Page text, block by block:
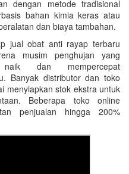
dengan metode tradisional
bahan kimia keras atau
dan biaya tambahan.
jual obat anti rayap terbaru
musim penghujan yang
naik dan mempercepat
Banyak distributor dan toko
menyiapkan stok ekstra untuk
Beberapa toko online
penjualan hingga 200%